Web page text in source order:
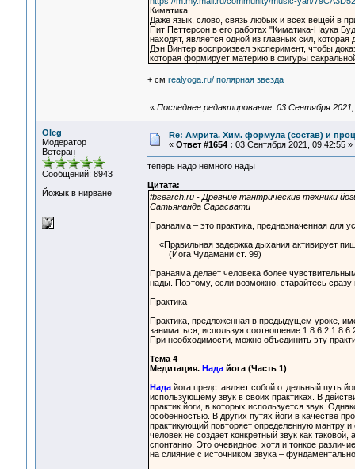
Киматика.
Даже язык, слово, связь любых и всех вещей в
Пит Петтерсон в его работах "Киматика-Наука
находят, является одной из главных сил,
Дэн Винтер воспроизвел эксперимент, чтобы
которая формирует материю в фигуры
+ см realyoga.ru/ полярная звезда
« Последнее редактирование: 03 Сентября
Oleg
Модератор
Ветеран
Сообщений: 8943
Йожык в нирване
Re: Амрита. Хим. формула (состав) и
« Ответ #1654 : 03 Сентября 2021, 09:42:55 »
теперь надо немного нады
Цитата:
fbsearch.ru - Древние тантрические техники
Сатьянанда Сарасвати
Пранаяма – это практика, предназначенная для
«Правильная задержка дыхания активирует
(Йога Чудамани ст. 99)
Пранаяма делает человека более
нады. Поэтому, если возможно, старайтесь
Практика
Практика, предложенная в предыдущем уроке,
заниматься, используя соотношение
При необходимости, можно объединить эту
Тема 4
Медитация. Надайога (Часть 1)
Надайога представляет собой отдельный путь
использующему звук в своих практиках. В
практик йоги, в которых используется звук.
особенностью. В других путях йоги в качестве
практикующий повторяет определенную мантру
человек не создает конкретный звук как
спонтанно. Это очевидное, хотя и тонкое
на слияние с источником звука –